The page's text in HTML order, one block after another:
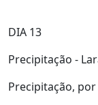
DIA 13
Precipitação -
Precipitação,